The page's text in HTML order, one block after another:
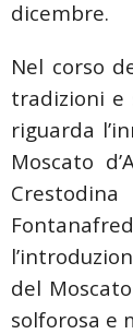
dicembre.
Nel corso
tradizioni e
riguarda
Moscato
del
solforosa e